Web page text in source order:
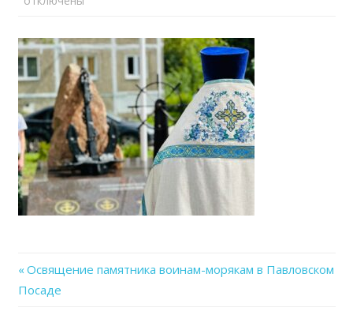
Навигация
Previous
Post:
Освящение памятника воинам-морякам в Павловском
Посаде